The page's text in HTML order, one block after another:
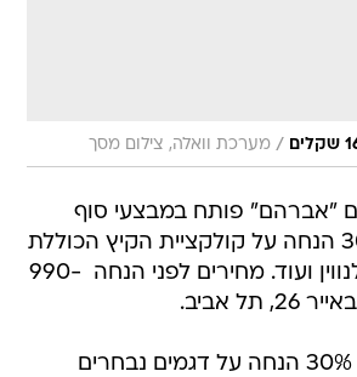
/ מערכת וואלה, צילום מסך
"אברהם" פותח במבצעי סוף
עונה ויציע עד 30% הנחה על קולקציית הקיץ הכוללת
דגמים של באלי, לנווין ועוד. מחירים לפני הנחה  990-
נעלי בינגו מציעים 30% הנחה על דגמים נבחרים